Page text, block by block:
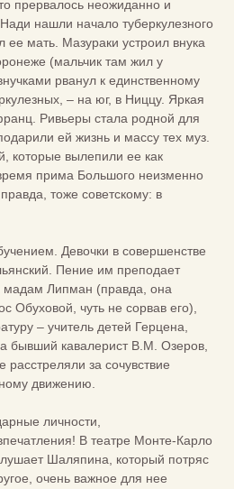
прервалось неожиданно и
нашли начало туберкулезного
ее мать. Мазураки устроил внука
(мальчик там жил у
рванул к единственному
– на юг, в Ниццу. Яркая
Ривьеры стала родной для
ей жизнь и массу тех муз.
которые вылепили ее как
прима Большого неизменно
тоже советскому: в
Девочки в совершенстве
Пение им преподает
Липман (правда, она
Обуховой, чуть не сорвав его),
– учитель детей Герцена,
бывший кавалерист В.М. Озеров,
расстреляли за сочувствие
движению.
личности,
В театре Монте-Карло
Шаляпина, который потряс
очень важное для нее